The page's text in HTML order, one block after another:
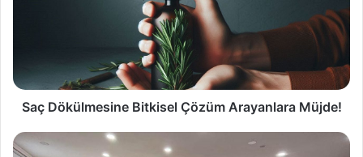
Saç Dökülmesine Bitkisel Çözüm Arayanlara Müjde!